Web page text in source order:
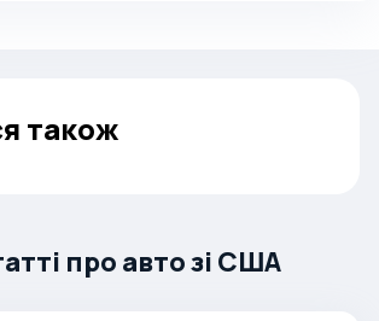
також
про авто зі США